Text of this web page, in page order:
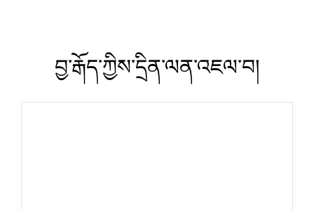
བྱ་རྒོད་ཀྱིས་དྲིན་ལན་འཇལ་བ།